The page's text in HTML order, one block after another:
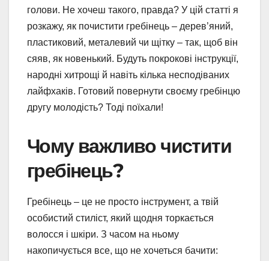
голови. Не хочеш такого, правда? У цій статті я
розкажу, як почистити гребінець – дерев’яний,
пластиковий, металевий чи щітку – так, щоб він
сяяв, як новенький. Будуть покрокові інструкції,
народні хитрощі й навіть кілька несподіваних
лайфхаків. Готовий повернути своєму гребінцю
другу молодість? Тоді поїхали!
Чому важливо чистити
гребінець?
Гребінець – це не просто інструмент, а твій
особистий стиліст, який щодня торкається
волосся і шкіри. З часом на ньому
накопичується все, що не хочеться бачити: